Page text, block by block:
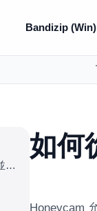
Bandizip (Win)
如何打開 GIF/WebP/MP4 或視頻文件並製作新的 GIF/WebP 或視頻文件
如何
Honeycam